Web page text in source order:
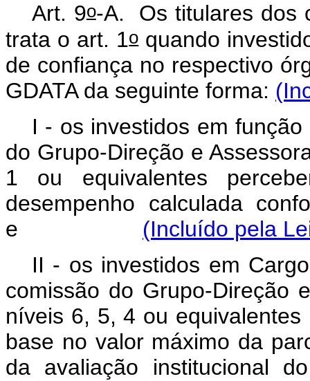
Art. 9o-A. Os titulares dos
trata o art. 1oquando
de confiança no respectivo
GDATA da seguinte forma:
I - os investidos em
do Grupo-Direção e
1 ou equivalentes
desempenho calculada
e (Incluído pela
II - os investidos em
comissão do Grupo-Direção
níveis 6, 5, 4 ou equivalentes
base no valor máximo da
da avaliação institucional